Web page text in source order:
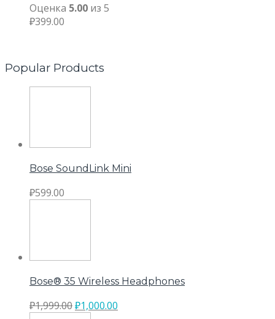
Оценка 5.00 из 5
₽399.00
Popular Products
Bose SoundLink Mini
₽599.00
Bose® 35 Wireless Headphones
₽1,999.00₽1,000.00